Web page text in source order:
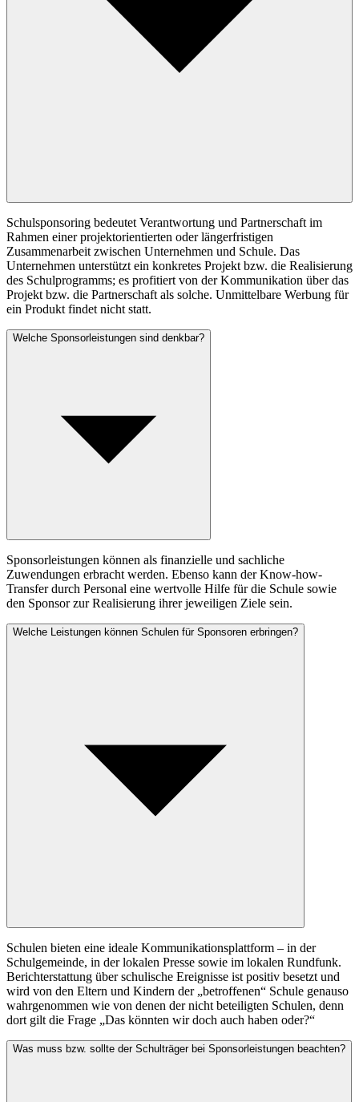
Schulsponsoring bedeutet Verantwortung und Partnerschaft im
Rahmen einer projektorientierten oder längerfristigen
Zusammenarbeit zwischen Unternehmen und Schule. Das
Unternehmen unterstützt ein konkretes Projekt bzw. die Realisierung
des Schulprogramms; es profitiert von der Kommunikation über das
Projekt bzw. die Partnerschaft als solche. Unmittelbare Werbung für
ein Produkt findet nicht statt.
Welche Sponsorleistungen sind denkbar?
Sponsorleistungen können als finanzielle und sachliche
Zuwendungen erbracht werden. Ebenso kann der Know-how-
Transfer durch Personal eine wertvolle Hilfe für die Schule sowie
den Sponsor zur Realisierung ihrer jeweiligen Ziele sein.
Welche Leistungen können Schulen für Sponsoren erbringen?
Schulen bieten eine ideale Kommunikationsplattform – in der
Schulgemeinde, in der lokalen Presse sowie im lokalen Rundfunk.
Berichterstattung über schulische Ereignisse ist positiv besetzt und
wird von den Eltern und Kindern der „betroffenen“ Schule genauso
wahrgenommen wie von denen der nicht beteiligten Schulen, denn
dort gilt die Frage „Das könnten wir doch auch haben oder?“
Was muss bzw. sollte der Schulträger bei Sponsorleistungen beachten?